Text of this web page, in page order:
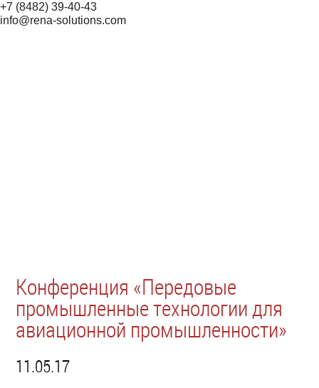
+7 (8482) 39-40-43
info@rena-solutions.com
Конференция «Передовые
промышленные технологии для
авиационной промышленности»
11.05.17